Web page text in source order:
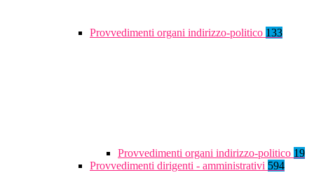
Provvedimenti organi indirizzo-politico 133
Provvedimenti organi indirizzo-politico 19
Provvedimenti dirigenti - amministrativi 594